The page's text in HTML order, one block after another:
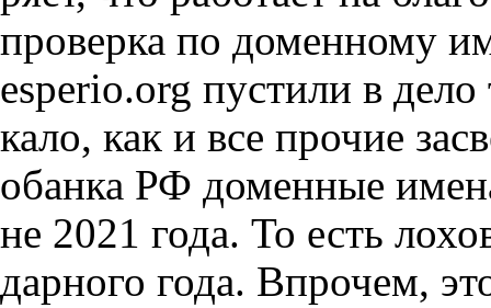
проверка по доменному
esperio.org пустили в
кало, как и все прочие
обанка РФ доменные
не 2021 года. То есть
дарного года. Впрочем,